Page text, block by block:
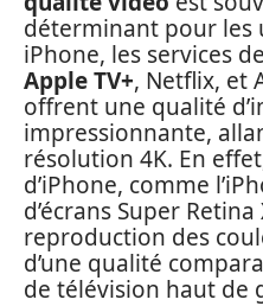
déterminant pour les
iPhone, les services
Apple TV+, Netflix, et
offrent une qualité
impressionnante,
résolution 4K. En
d’iPhone, comme
d’écrans Super
reproduction des
d’une qualité
de télévision haut de